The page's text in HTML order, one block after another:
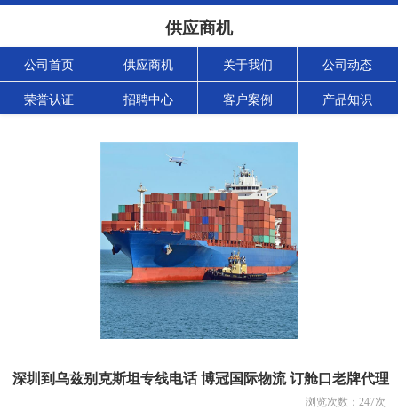
供应商机
公司首页 供应商机 关于我们 公司动态
荣誉认证 招聘中心 客户案例 产品知识
深圳到乌兹别克斯坦专线电话 博冠国际物流 订舱口老牌代理
浏览次数： 247次